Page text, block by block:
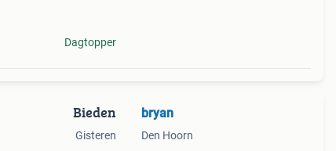
Dagtopper
Bieden
Gisteren
bryan
Den Hoorn